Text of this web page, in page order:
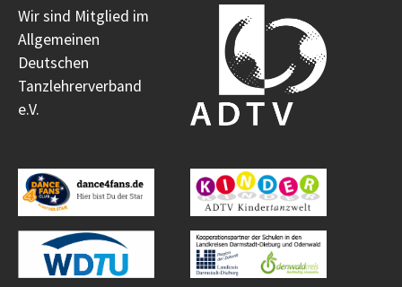
Wir sind Mitglied im
Allgemeinen
Deutschen
Tanzlehrerverband
e.V.